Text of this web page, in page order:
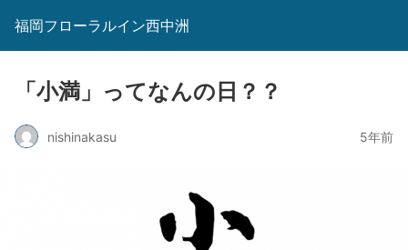
福岡フローラルイン西中洲
「小満」ってなんの日？？
nishinakasu 5年前